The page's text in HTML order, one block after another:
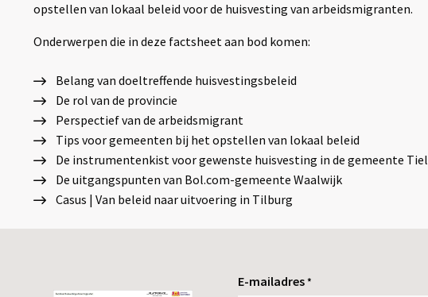
opstellen van lokaal beleid voor de huisvesting van arbeidsmigranten.
Onderwerpen die in deze factsheet aan bod komen:
Belang van doeltreffende huisvestingsbeleid
De rol van de provincie
Perspectief van de arbeidsmigrant
Tips voor gemeenten bij het opstellen van lokaal beleid
De instrumentenkist voor gewenste huisvesting in de gemeente Tiel
De uitgangspunten van Bol.com-gemeente Waalwijk
Casus | Van beleid naar uitvoering in Tilburg
E-mailadres*